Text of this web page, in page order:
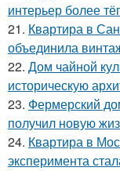
интерьер более
21. Квартира в
объединила
22. Дом чайной
историческую
23. Фермерский
получил новую
24. Квартира в
эксперимента